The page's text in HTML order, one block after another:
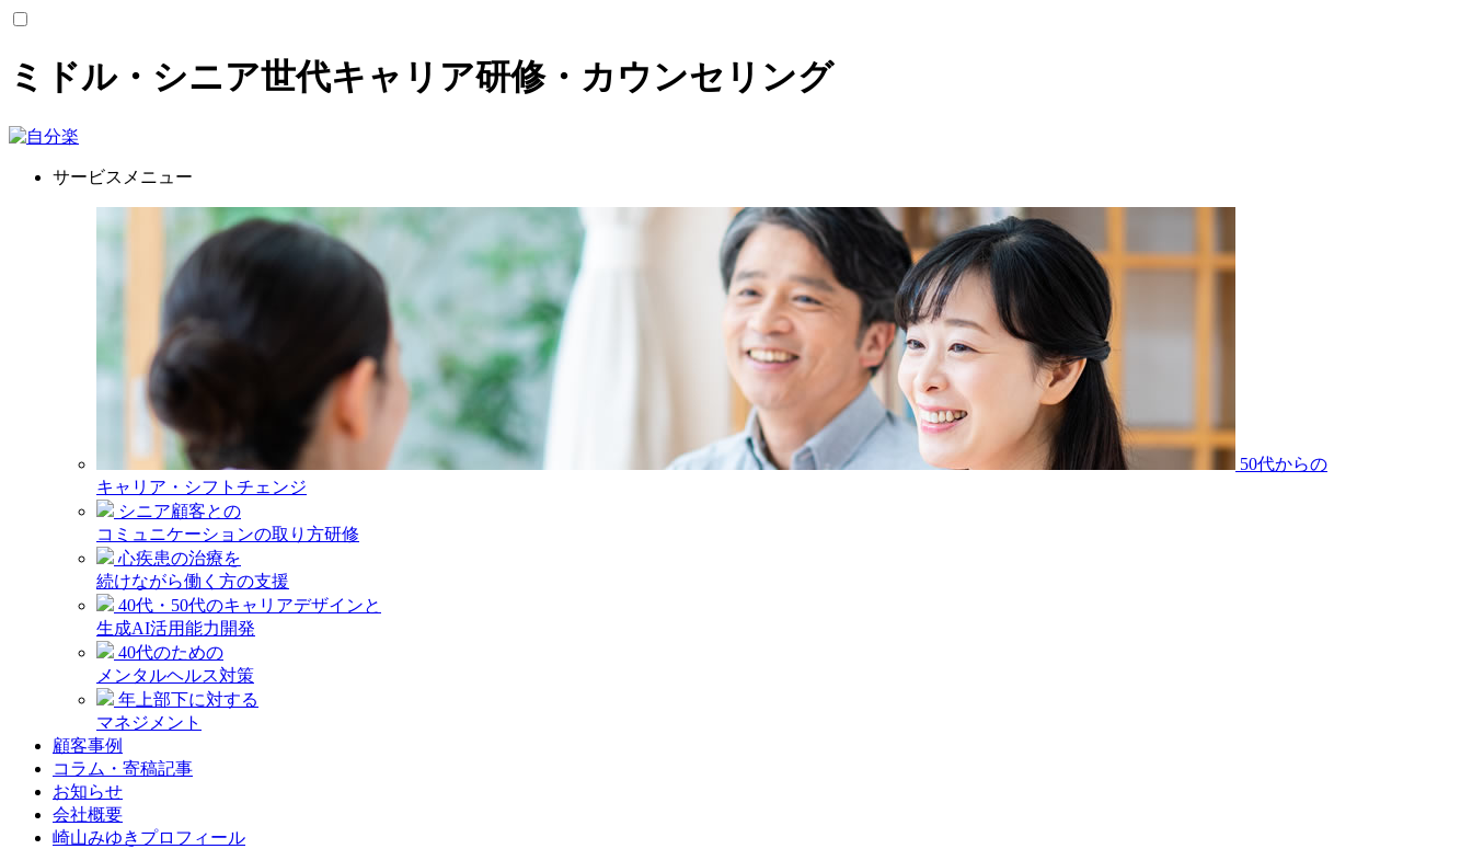
ミドル・シニア世代キャリア研修・カウンセリング
サービスメニュー
50代からの
キャリア・シフトチェンジ
シニア顧客との
コミュニケーションの取り方研修
心疾患の治療を
続けながら働く方の支援
40代・50代のキャリアデザインと
生成AI活用能力開発
40代のための
メンタルヘルス対策
年上部下に対する
マネジメント
顧客事例
コラム・寄稿記事
お知らせ
会社概要
崎山みゆきプロフィール